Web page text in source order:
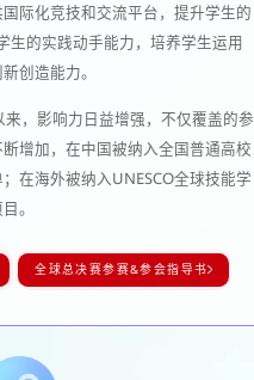
际化竞技和交流平台，提升学生的
生的实践动手能力，培养学生运用
创造能力。
来，影响力日益增强，不仅覆盖的参
增加，在中国被纳入全国普通高校
在海外被纳入UNESCO全球技能学
。
全球总决赛参赛&参会指导书